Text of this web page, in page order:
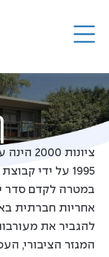
Toggle
1995 על ידי
במטרה לקדם סדר
אחריות חברתית
להגביר את
המגזר הציבורי,